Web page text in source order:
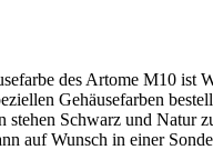
des Artome M10 ist
Gehäusefarben
stehen Schwarz und Natur
auf Wunsch in einer